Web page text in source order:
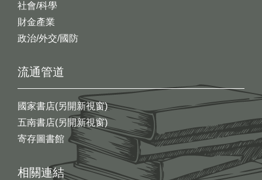
社會/科學
財金產業
政治/外交/國防
流通管道
國家書店(另開新視窗)
五南書店(另開新視窗)
寄存圖書館
相關連結